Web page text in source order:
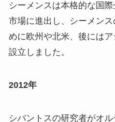
シーメンスは本格的な国
市場に進出し、シーメン
めに欧州や北米、後には
設立しました。
2012年
シバントスの研究者がオ